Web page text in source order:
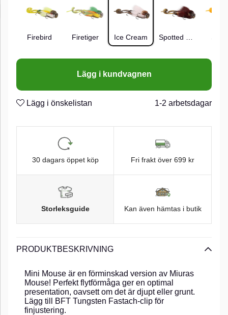
Firebird Firetiger Ice Cream
Lägg i kundvagnen
Lägg i önskelistan 1-2 arbetsdagar
30 dagars öppet köp Fri frakt över 699 kr
Storleksguide Kan även hämtas i butik
PRODUKTBESKRIVNING
Mini Mouse är en förminskad version av Miuras
Mouse! Perfekt flytförmåga ger en optimal
presentation, oavsett om det är djupt eller grunt.
Lägg till BFT Tungsten Fastach-clip för
finjustering.